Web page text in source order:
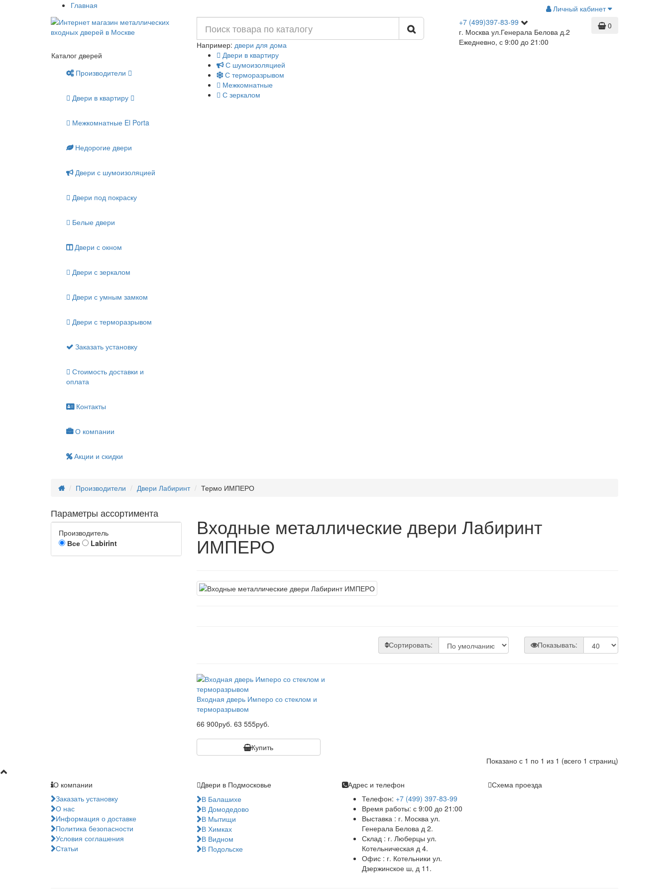
Личный кабинет
Главная
+7 (499)397-83-99
г. Москва ул.Генерала Белова д.2
Ежедневно, с 9:00 до 21:00
0
Например: двери для дома
Двери в квартиру
С шумоизоляцией
С терморазрывом
Межкомнатные
С зеркалом
Каталог дверей
Производители
Двери в квартиру
Межкомнатные El Porta
Недорогие двери
Двери с шумоизоляцией
Двери под покраску
Белые двери
Двери с окном
Двери с зеркалом
Двери с умным замком
Двери с терморазрывом
Заказать установку
Стоимость доставки и
оплата
Контакты
О компании
Акции и скидки
Производители Двери Лабиринт Термо ИМПЕРО
Параметры ассортимента
Производитель
Все
Labirint
Входные металлические двери Лабиринт
ИМПЕРО
Сортировать: Показывать:
Входная дверь Имперо со стеклом и
терморазрывом
66 900руб. 63 555руб.
Купить
Показано с 1 по 1 из 1 (всего 1 страниц)
О компании
Заказать установку
О нас
Информация о доставке
Политика безопасности
Условия соглашения
Статьи
Двери в Подмосковье
В Балашихе
В Домодедово
В Мытищи
В Химках
В Видном
В Подольске
Адрес и телефон
Телефон: +7 (499) 397-83-99
Время работы: с 9:00 до 21:00
Выставка : г. Москва ул.
Генерала Белова д 2.
Склад : г. Люберцы ул.
Котельническая д 4.
Офис : г. Котельники ул.
Дзержинское ш, д 11.
Схема проезда